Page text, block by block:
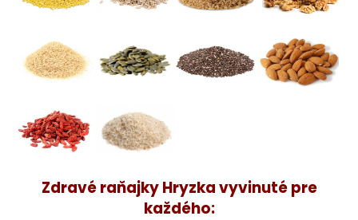
Zdravé raňajky Hryzka vyvinuté pre
každého: